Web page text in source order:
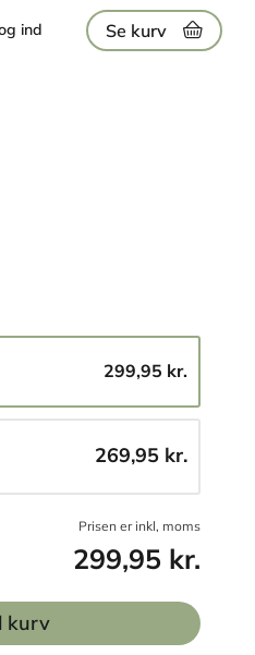
ind Se kurv
299,95 kr.
269,95 kr.
Prisen er inkl, moms
299,95 kr.
kurv